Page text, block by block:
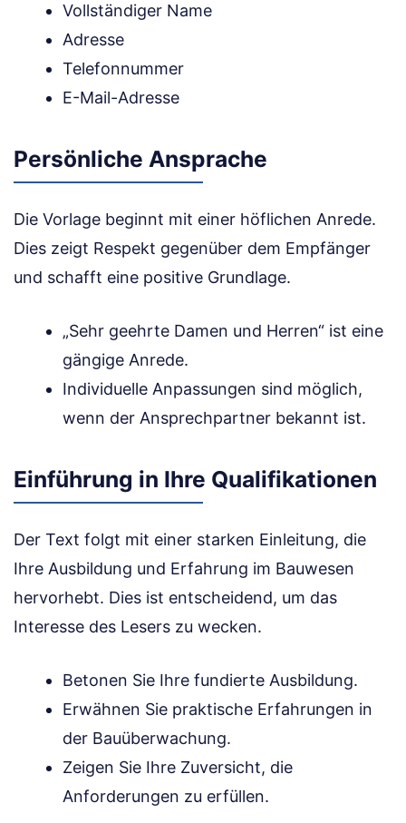
Vollständiger Name
Adresse
Telefonnummer
E-Mail-Adresse
Persönliche Ansprache
Die Vorlage beginnt mit einer höflichen Anrede.
Dies zeigt Respekt gegenüber dem Empfänger
und schafft eine positive Grundlage.
„Sehr geehrte Damen und Herren“ ist eine
gängige Anrede.
Individuelle Anpassungen sind möglich,
wenn der Ansprechpartner bekannt ist.
Einführung in Ihre Qualifikationen
Der Text folgt mit einer starken Einleitung, die
Ihre Ausbildung und Erfahrung im Bauwesen
hervorhebt. Dies ist entscheidend, um das
Interesse des Lesers zu wecken.
Betonen Sie Ihre fundierte Ausbildung.
Erwähnen Sie praktische Erfahrungen in
der Bauüberwachung.
Zeigen Sie Ihre Zuversicht, die
Anforderungen zu erfüllen.